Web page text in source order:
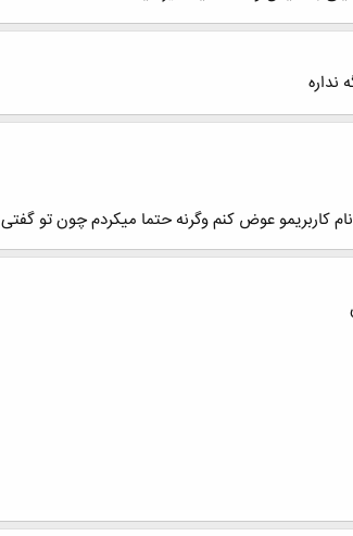
نداره
کاربریمو عوض کنم وگرنه حتما میکردم چون تو گفتی